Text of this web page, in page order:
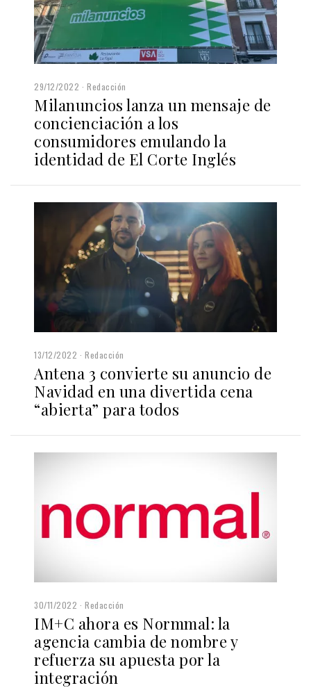
29/12/2022 Redacción
Milanuncios lanza un mensaje de
concienciación a los
consumidores emulando la
identidad de El Corte Inglés
13/12/2022 Redacción
Antena 3 convierte su anuncio de
Navidad en una divertida cena
“abierta” para todos
30/11/2022 Redacción
IM+C ahora es Normmal: la
agencia cambia de nombre y
refuerza su apuesta por la
integración